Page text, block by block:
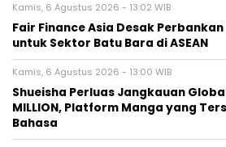
Kamis, 6 Agustus 2026 - 13:02 WIB
Fair Finance Asia Desak
untuk Sektor Batu Bara di ASEAN
Kamis, 6 Agustus 2026 - 13:00 WIB
Shueisha Perluas Jangkauan
MILLION, Platform Manga yang
Bahasa